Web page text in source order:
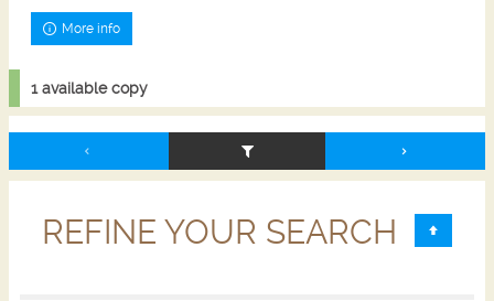
More info
1 available copy
REFINE YOUR SEARCH